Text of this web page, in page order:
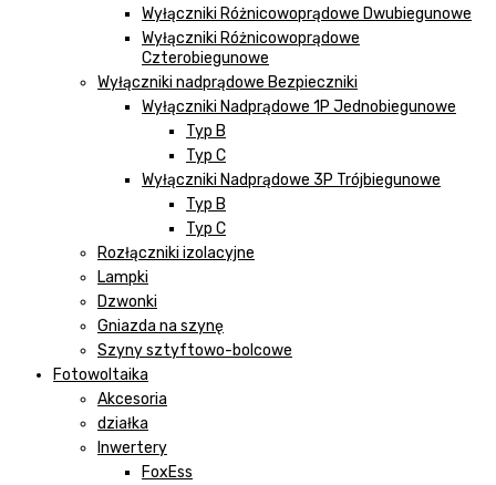
Wyłączniki Różnicowoprądowe Dwubiegunowe
Wyłączniki Różnicowoprądowe
Czterobiegunowe
Wyłączniki nadprądowe Bezpieczniki
Wyłączniki Nadprądowe 1P Jednobiegunowe
Typ B
Typ C
Wyłączniki Nadprądowe 3P Trójbiegunowe
Typ B
Typ C
Rozłączniki izolacyjne
Lampki
Dzwonki
Gniazda na szynę
Szyny sztyftowo-bolcowe
Fotowoltaika
Akcesoria
działka
Inwertery
FoxEss